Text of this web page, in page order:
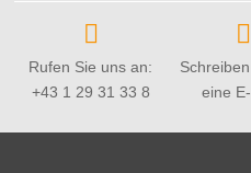
Rufen Sie uns an:
+43 1 29 31 33 8
eine